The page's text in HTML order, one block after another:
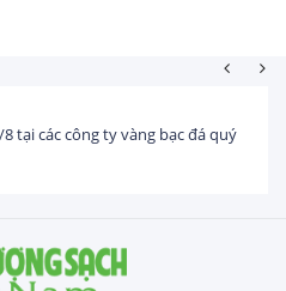
các công ty vàng bạc đá quý